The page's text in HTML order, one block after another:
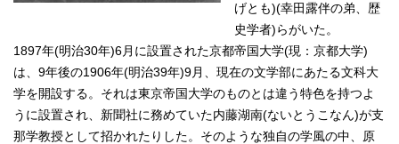
げとも)(幸田露伴の弟、歴
史学者)らがいた。
1897年(明治30年)6月に設置された京都帝国大学(現：京都大学)
は、9年後の1906年(明治39年)9月、現在の文学部にあたる文科大
学を開設する。それは東京帝国大学のものとは違う特色を持つよ
うに設置され、新聞社に務めていた内藤湖南(ないとうこなん)が支
那学教授として招かれたりした。そのような独自の学風の中、原